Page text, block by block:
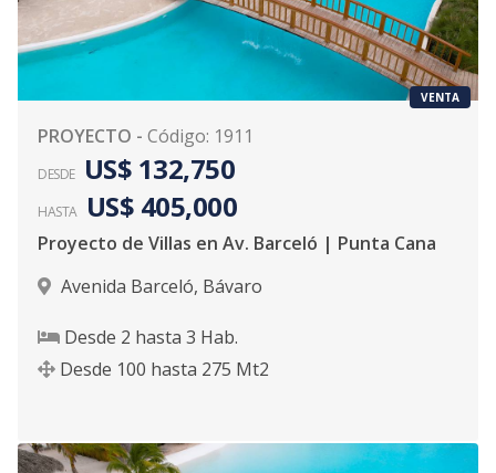
VENTA
PROYECTO - Código: 1911
DESDE US$ 132,750
HASTA US$ 405,000
Proyecto de Villas en Av. Barceló | Punta Cana
Avenida Barceló, Bávaro
Desde 2 hasta 3 Hab.
Desde 100 hasta 275 Mt2